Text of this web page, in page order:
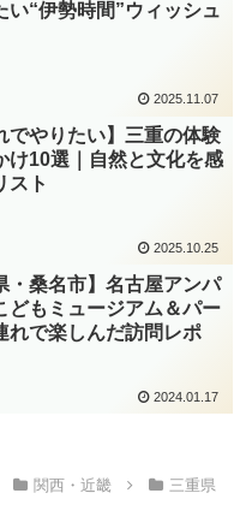
い“伊勢時間”ウィッシュ
2025.11.07
でやりたい】三重の体験
け10選｜自然と文化を感
スト
2025.10.25
・桑名市】名古屋アンパ
どもミュージアム＆パー
れで楽しんだ訪問レポ
2024.01.17
関西・近畿 三重県